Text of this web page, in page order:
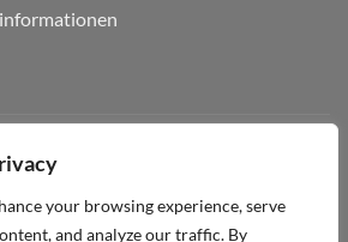
your browsing experience, serve
and analyze our traffic. By